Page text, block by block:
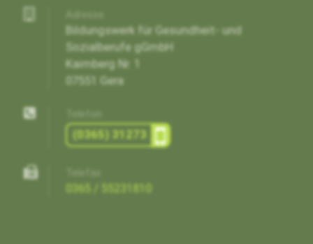
Bildungswerk für Gesundheit- und
Sozialberufe gGmbH
Kaimberg Nr. 1
07551 Gera
(0365) 31273
0365 / 55231810